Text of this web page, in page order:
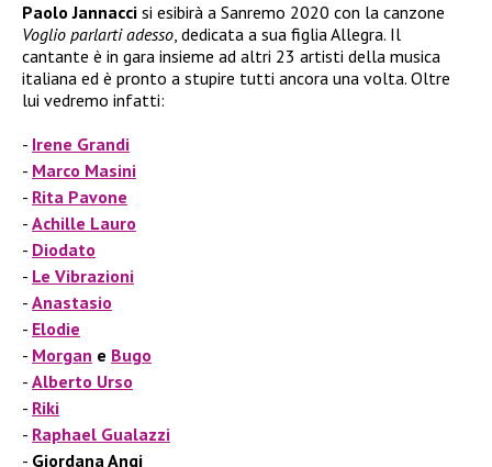
Paolo Jannacci si esibirà a Sanremo 2020 con la canzone
Voglio parlarti adesso, dedicata a sua figlia Allegra. Il
cantante è in gara insieme ad altri 23 artisti della musica
italiana ed è pronto a stupire tutti ancora una volta. Oltre
lui vedremo infatti:
Irene Grandi
Marco Masini
Rita Pavone
Achille Lauro
Diodato
Le Vibrazioni
Anastasio
Elodie
Morgan e Bugo
Alberto Urso
Riki
Raphael Gualazzi
Giordana Angi